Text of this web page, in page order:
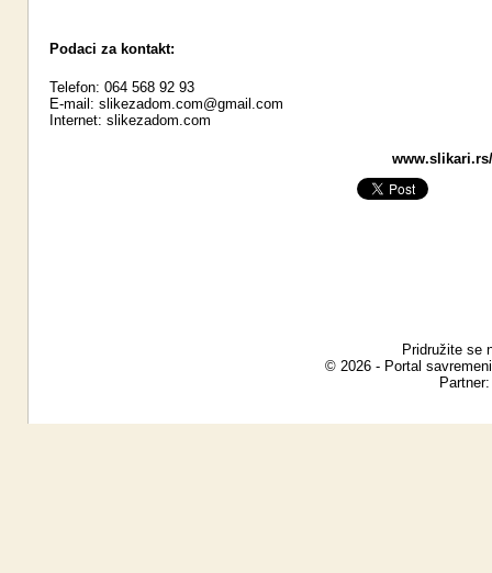
Podaci za kontakt:
Telefon: 064 568 92 93
E-mail: slikezadom.com@gmail.com
Internet: slikezadom.com
Pridružite se
© 2026 - Portal